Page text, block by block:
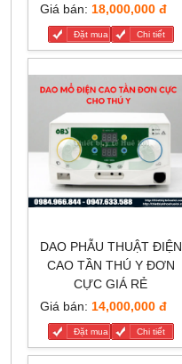
Giá bán: 18,000,000 đ
Đặt mua Chi tiết
DAO PHẪU THUẬT ĐIỆN
CAO TẦN THÚ Y ĐƠN
CỰC GIÁ RẺ
Giá bán: 14,000,000 đ
Đặt mua Chi tiết